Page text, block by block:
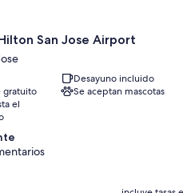
San Jose Airport
Desayuno incluido
gratuito
el
Se aceptan mascotas